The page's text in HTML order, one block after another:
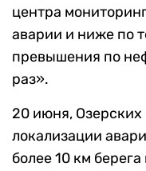
центра
аварии и ниже по
превышения по
раз».
20 июня, Озерских
локализации
более 10 км